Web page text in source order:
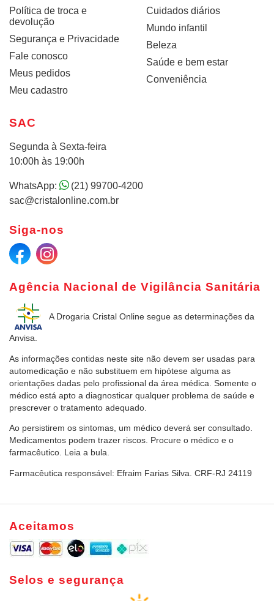
Política de troca e
devolução
Segurança e Privacidade
Fale conosco
Meus pedidos
Meu cadastro
Cuidados diários
Mundo infantil
Beleza
Saúde e bem estar
Conveniência
Agência Nacional de Vigilância Sanitária
A Drogaria Cristal Online segue as determinações da
Anvisa.
As informações contidas neste site não devem ser usadas para
automedicação e não substituem em hipótese alguma as
orientações dadas pelo profissional da área médica. Somente o
médico está apto a diagnosticar qualquer problema de saúde e
prescrever o tratamento adequado.
Ao persistirem os sintomas, um médico deverá ser consultado.
Medicamentos podem trazer riscos. Procure o médico e o
farmacêutico. Leia a bula.
Farmacêutica responsável: Efraim Farias Silva. CRF-RJ 24119
SAC
Segunda à Sexta-feira
10:00h às 19:00h
WhatsApp:
(21) 99700-4200
sac@cristalonline.com.br
Siga-nos
Aceitamos
Selos e segurança